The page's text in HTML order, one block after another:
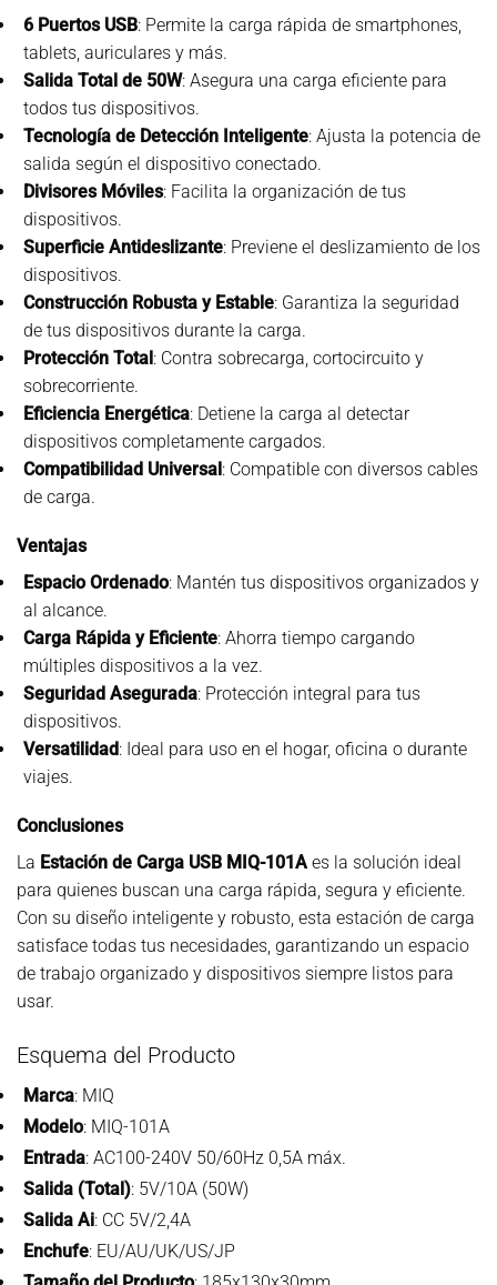
6 Puertos USB: Permite la carga rápida de smartphones,
tablets, auriculares y más.
Salida Total de 50W: Asegura una carga eficiente para
todos tus dispositivos.
Tecnología de Detección Inteligente: Ajusta la potencia de
salida según el dispositivo conectado.
Divisores Móviles: Facilita la organización de tus
dispositivos.
Superficie Antideslizante: Previene el deslizamiento de los
dispositivos.
Construcción Robusta y Estable: Garantiza la seguridad
de tus dispositivos durante la carga.
Protección Total: Contra sobrecarga, cortocircuito y
sobrecorriente.
Eficiencia Energética: Detiene la carga al detectar
dispositivos completamente cargados.
Compatibilidad Universal: Compatible con diversos cables
de carga.
Ventajas
Espacio Ordenado: Mantén tus dispositivos organizados y
al alcance.
Carga Rápida y Eficiente: Ahorra tiempo cargando
múltiples dispositivos a la vez.
Seguridad Asegurada: Protección integral para tus
dispositivos.
Versatilidad: Ideal para uso en el hogar, oficina o durante
viajes.
Conclusiones
La Estación de Carga USB MIQ-101Aes la solución ideal
para quienes buscan una carga rápida, segura y eficiente.
Con su diseño inteligente y robusto, esta estación de carga
satisface todas tus necesidades, garantizando un espacio
de trabajo organizado y dispositivos siempre listos para
usar.
Esquema del Producto
Marca: MIQ
Modelo: MIQ-101A
Entrada: AC100-240V 50/60Hz 0,5A máx.
Salida (Total): 5V/10A (50W)
Salida Ai: CC 5V/2,4A
Enchufe: EU/AU/UK/US/JP